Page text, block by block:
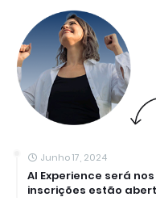
Junho 17, 2024
AI Experience será
inscrições estão